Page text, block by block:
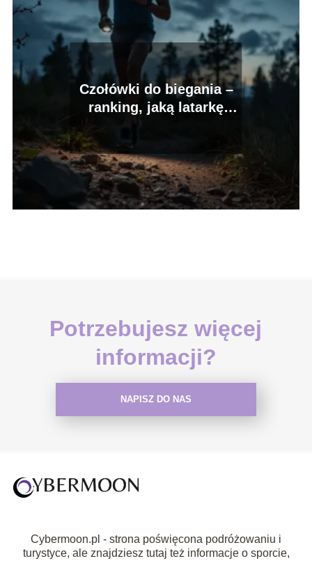
Czołówki do biegania –
ranking, jaką latarkę
Potrzebujesz więcej
informacji?
NAPISZ DO NAS
Cybermoon.pl - strona poświęcona podróżowaniu i
turystyce, ale znajdziesz tutaj też informacje o sporcie,